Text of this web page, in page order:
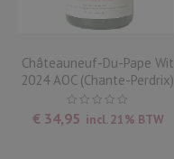
Châteauneuf-Du-Pape Wit
2024 AOC (Chante-Perdrix)
€ 34,95 incl. 21% BTW